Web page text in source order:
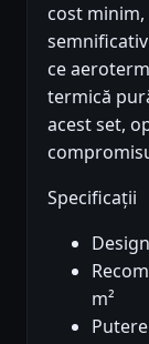
cost minim,
ce
termică
acest set,
Specificații
m²